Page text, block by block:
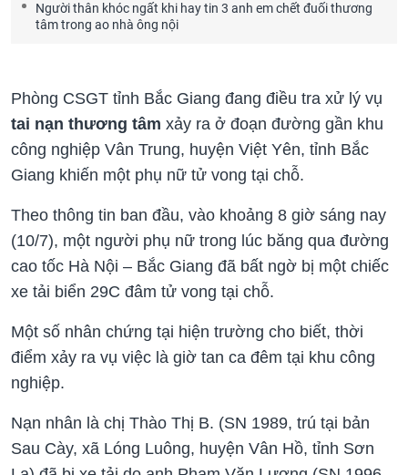
Người thân khóc ngất khi hay tin 3 anh em chết đuối thương
tâm trong ao nhà ông nội
Phòng CSGT tỉnh Bắc Giang đang điều tra xử lý vụ
tai nạn thương tâm xảy ra ở đoạn đường gần khu
công nghiệp Vân Trung, huyện Việt Yên, tỉnh Bắc
Giang khiến một phụ nữ tử vong tại chỗ.
Theo thông tin ban đầu, vào khoảng 8 giờ sáng nay
(10/7), một người phụ nữ trong lúc băng qua đường
cao tốc Hà Nội – Bắc Giang đã bất ngờ bị một chiếc
xe tải biển 29C đâm tử vong tại chỗ.
Một số nhân chứng tại hiện trường cho biết, thời
điểm xảy ra vụ việc là giờ tan ca đêm tại khu công
nghiệp.
Nạn nhân là chị Thào Thị B. (SN 1989, trú tại bản
Sau Cày, xã Lóng Luông, huyện Vân Hồ, tỉnh Sơn